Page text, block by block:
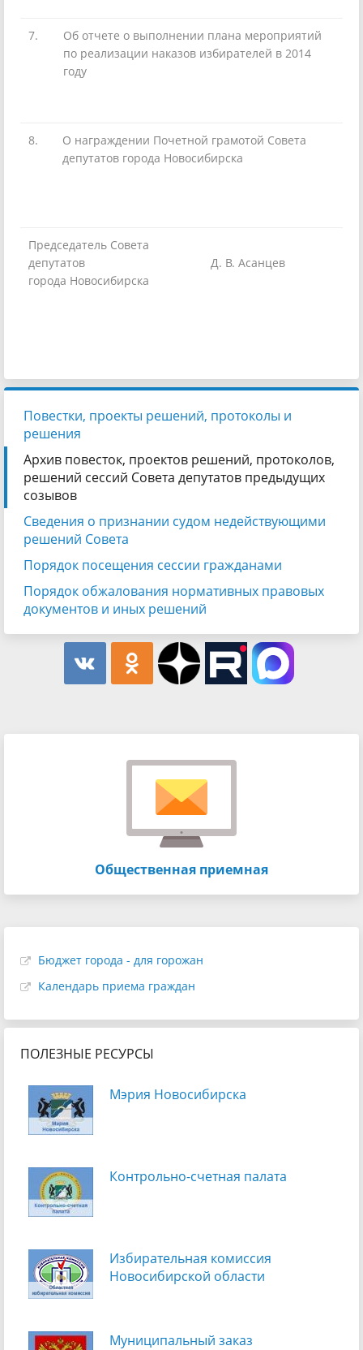
7.
Об отчете о выполнении плана мероприятий
по реализации наказов избирателей в 2014
году
8.
О награждении Почетной грамотой Совета
депутатов города Новосибирска
Председатель Совета
депутатов
города Новосибирска
Д. В. Асанцев
Повестки, проекты решений, протоколы и
решения
Архив повесток, проектов решений, протоколов,
решений сессий Совета депутатов предыдущих
созывов
Сведения о признании судом недействующими
решений Совета
Порядок посещения сессии гражданами
Порядок обжалования нормативных правовых
документов и иных решений
Общественная приемная
Бюджет города - для горожан
Календарь приема граждан
ПОЛЕЗНЫЕ РЕСУРСЫ
Мэрия Новосибирска
Контрольно-счетная палата
Избирательная комиссия
Новосибирской области
Муниципальный заказ